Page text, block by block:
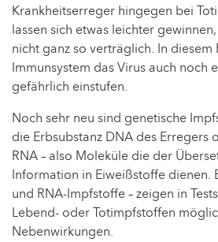
Krankheitserreger hingegen bei
lassen sich etwas leichter
nicht ganz so verträglich. In diesem
Immunsystem das Virus auch noch
gefährlich einstufen.
Noch sehr neu sind genetische
die Erbsubstanz DNA des Erregers
RNA – also Moleküle die der
Information in Eiweißstoffe dienen.
und RNA-Impfstoffe – zeigen in
Lebend- oder Totimpfstoffen
Nebenwirkungen.